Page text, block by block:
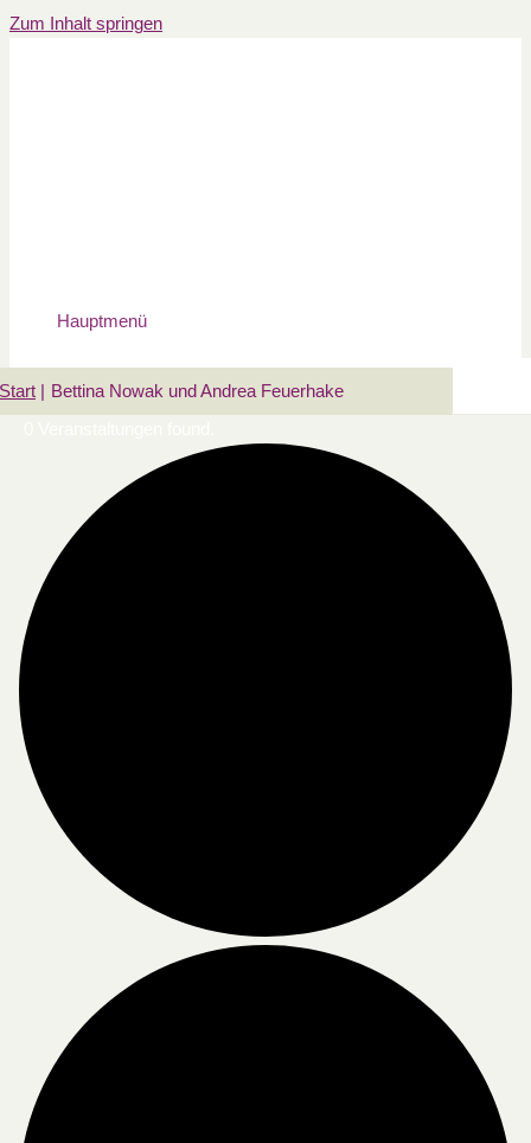
Zum Inhalt springen
Hauptmenü
Start
Bettina Nowak und Andrea Feuerhake